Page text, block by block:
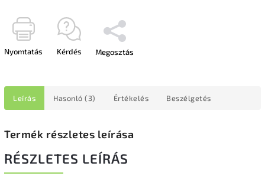
Nyomtatás Kérdés Megosztás
Leírás Hasonló (3) Értékelés Beszélgetés
Termék részletes leírása
RÉSZLETES LEÍRÁS